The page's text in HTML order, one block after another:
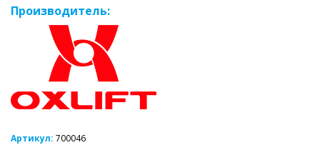
Производитель:
Артикул: 700046